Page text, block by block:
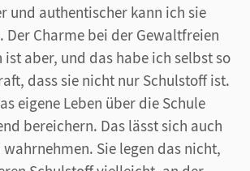
und authentischer kann ich sie
Charme bei der Gewaltfreien
aber, und das habe ich selbst so
dass sie nicht nur Schulstoff ist.
eigene Leben über die Schule
bereichern. Das lässt sich auch
Sie legen das nicht,